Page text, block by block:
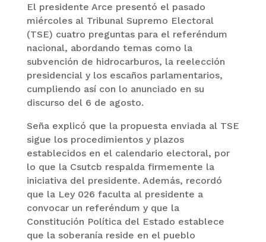
El presidente Arce presentó el pasado
miércoles al Tribunal Supremo Electoral
(TSE) cuatro preguntas para el referéndum
nacional, abordando temas como la
subvención de hidrocarburos, la reelección
presidencial y los escaños parlamentarios,
cumpliendo así con lo anunciado en su
discurso del 6 de agosto.
Seña explicó que la propuesta enviada al TSE
sigue los procedimientos y plazos
establecidos en el calendario electoral, por
lo que la Csutcb respalda firmemente la
iniciativa del presidente. Además, recordó
que la Ley 026 faculta al presidente a
convocar un referéndum y que la
Constitución Política del Estado establece
que la soberanía reside en el pueblo